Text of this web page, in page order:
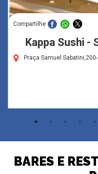
Compartilhe
Kappa Sushi -
Praça Samuel
BARES E